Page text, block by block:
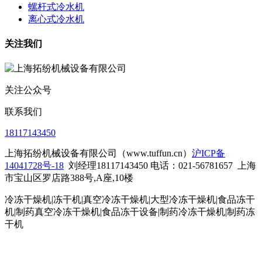
螺杆式冷水机
离心式冷水机
关注我们
关注公众号
联系我们
18117143450
上海拓纷机械设备有限公司（www.tuffun.cn） 沪ICP备
14041728号-18 刘经理18117143450 电话：021-56781657
上海
市宝山区罗店路388号,A座,10楼
冷冻干燥机|冻干机|真空冷冻干燥机|大型冷冻干燥机|食品冻干
机|制药真空冷冻干燥机|食品冻干设备|制药冷冻干燥机|制药冻
干机